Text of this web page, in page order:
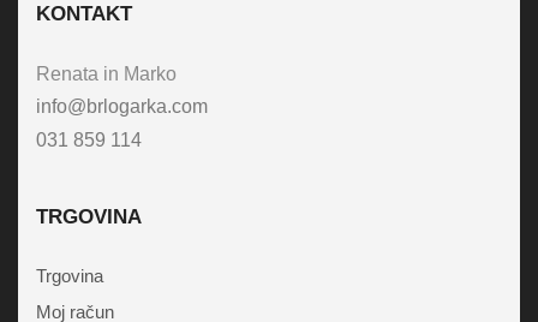
KONTAKT
Renata in Marko
info@brlogarka.com
031 859 114
TRGOVINA
Trgovina
Moj račun